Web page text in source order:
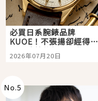
必買日系腕錶品牌
KUOE！不張揚卻經得起
時間洗鍊的經典之作五
選
2026年07月20日
No.5